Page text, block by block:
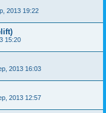
2013 19:22
15:20
2013 16:03
2013 12:57